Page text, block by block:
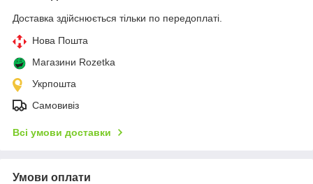
Доставка здійснюється тільки по передоплаті.
Нова Пошта
Магазини Rozetka
Укрпошта
Самовивіз
Всі умови доставки
Умови оплати